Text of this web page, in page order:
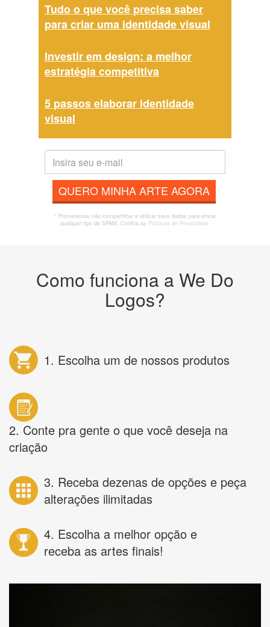
Tudo o que você precisa saber
para criar uma identidade visual
Investir em design: a melhor
estratégia competitiva
5 passos elaborar identidade
visual
QUERO MINHA ARTE AGORA
* Prometemos não compartilhar e utilizar seus dados para enviar
qualquer tipo de SPAM. Confira as Políticas de Privacidade.
Como funciona a We Do
Logos?
1. Escolha um de nossos produtos
2. Conte pra gente o que você deseja na
criação
3. Receba dezenas de opções e peça
alterações ilimitadas
4. Escolha a melhor opção e
receba as artes finais!